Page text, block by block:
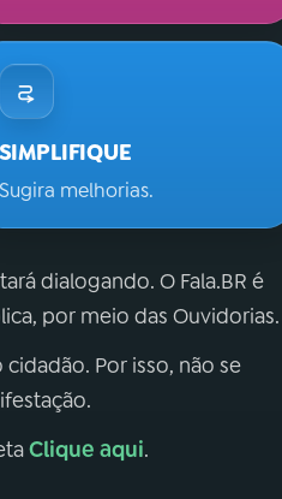
SIMPLIFIQUE
Sugira melhorias.
dialogando. O Fala.BR é
por meio das Ouvidorias.
Por isso, não se
Clique aqui.